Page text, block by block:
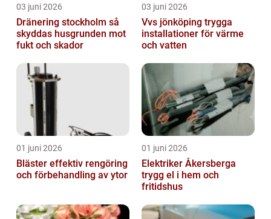
03 juni 2026
Dränering stockholm så
skyddas husgrunden mot
fukt och skador
03 juni 2026
Vvs jönköping trygga
installationer för värme
och vatten
01 juni 2026
Bläster effektiv rengöring
och förbehandling av ytor
01 juni 2026
Elektriker Åkersberga
trygg el i hem och
fritidshus